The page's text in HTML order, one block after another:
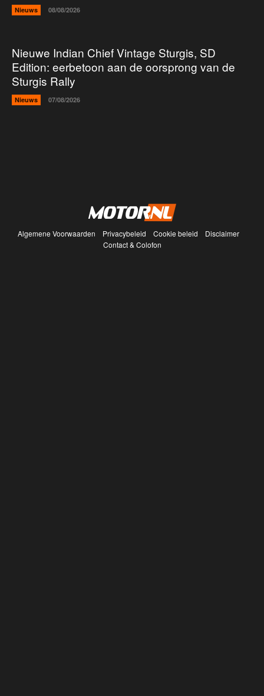
Nieuws 08/08/2026
Nieuwe Indian Chief Vintage Sturgis, SD
Edition: eerbetoon aan de oorsprong van de
Sturgis Rally
Nieuws 07/08/2026
Algemene Voorwaarden Privacybeleid Cookie beleid
Disclaimer
Contact & Colofon